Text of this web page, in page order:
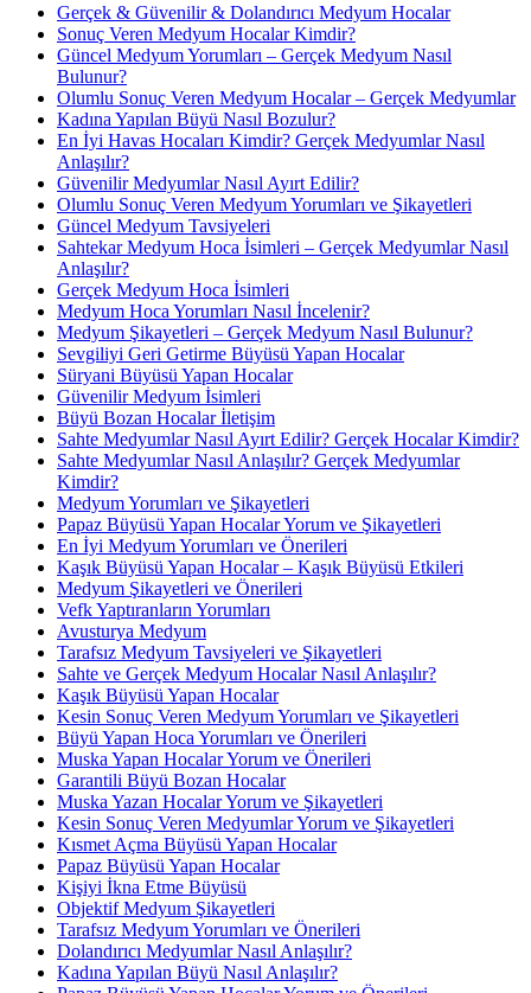
Gerçek & Güvenilir & Dolandırıcı Medyum Hocalar
Sonuç Veren Medyum Hocalar Kimdir?
Güncel Medyum Yorumları – Gerçek Medyum Nasıl
Bulunur?
Olumlu Sonuç Veren Medyum Hocalar – Gerçek Medyumlar
Kadına Yapılan Büyü Nasıl Bozulur?
En İyi Havas Hocaları Kimdir? Gerçek Medyumlar Nasıl
Anlaşılır?
Güvenilir Medyumlar Nasıl Ayırt Edilir?
Olumlu Sonuç Veren Medyum Yorumları ve Şikayetleri
Güncel Medyum Tavsiyeleri
Sahtekar Medyum Hoca İsimleri – Gerçek Medyumlar Nasıl
Anlaşılır?
Gerçek Medyum Hoca İsimleri
Medyum Hoca Yorumları Nasıl İncelenir?
Medyum Şikayetleri – Gerçek Medyum Nasıl Bulunur?
Sevgiliyi Geri Getirme Büyüsü Yapan Hocalar
Süryani Büyüsü Yapan Hocalar
Güvenilir Medyum İsimleri
Büyü Bozan Hocalar İletişim
Sahte Medyumlar Nasıl Ayırt Edilir? Gerçek Hocalar Kimdir?
Sahte Medyumlar Nasıl Anlaşılır? Gerçek Medyumlar
Kimdir?
Medyum Yorumları ve Şikayetleri
Papaz Büyüsü Yapan Hocalar Yorum ve Şikayetleri
En İyi Medyum Yorumları ve Önerileri
Kaşık Büyüsü Yapan Hocalar – Kaşık Büyüsü Etkileri
Medyum Şikayetleri ve Önerileri
Vefk Yaptıranların Yorumları
Avusturya Medyum
Tarafsız Medyum Tavsiyeleri ve Şikayetleri
Sahte ve Gerçek Medyum Hocalar Nasıl Anlaşılır?
Kaşık Büyüsü Yapan Hocalar
Kesin Sonuç Veren Medyum Yorumları ve Şikayetleri
Büyü Yapan Hoca Yorumları ve Önerileri
Muska Yapan Hocalar Yorum ve Önerileri
Garantili Büyü Bozan Hocalar
Muska Yazan Hocalar Yorum ve Şikayetleri
Kesin Sonuç Veren Medyumlar Yorum ve Şikayetleri
Kısmet Açma Büyüsü Yapan Hocalar
Papaz Büyüsü Yapan Hocalar
Kişiyi İkna Etme Büyüsü
Objektif Medyum Şikayetleri
Tarafsız Medyum Yorumları ve Önerileri
Dolandırıcı Medyumlar Nasıl Anlaşılır?
Kadına Yapılan Büyü Nasıl Anlaşılır?